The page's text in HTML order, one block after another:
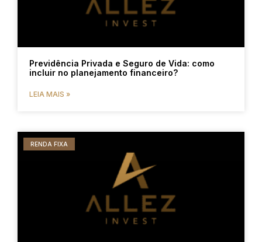
Previdência Privada e Seguro de Vida: como
incluir no planejamento financeiro?
LEIA MAIS »
RENDA FIXA